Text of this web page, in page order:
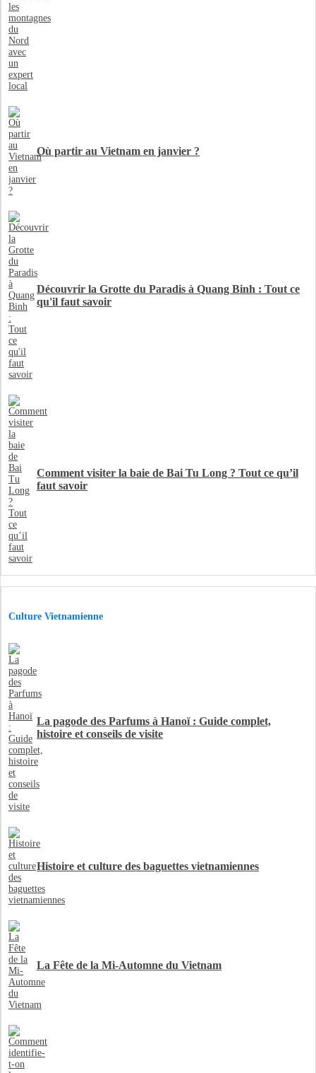
Où partir au Vietnam en janvier ?
Découvrir la Grotte du Paradis à Quang Binh : Tout ce
qu'il faut savoir
Comment visiter la baie de Bai Tu Long ? Tout ce qu’il
faut savoir
Culture Vietnamienne
La pagode des Parfums à Hanoï : Guide complet,
histoire et conseils de visite
Histoire et culture des baguettes vietnamiennes
La Fête de la Mi-Automne du Vietnam